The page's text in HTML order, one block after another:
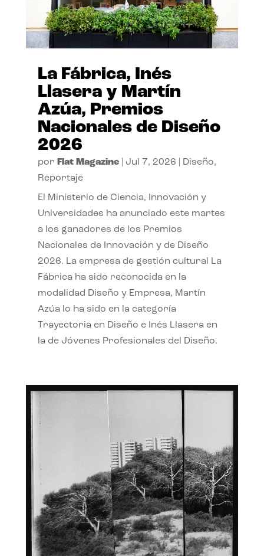
La Fábrica, Inés
Llasera y Martín
Azúa, Premios
Nacionales de Diseño
2026
por Flat Magazine| Jul 7, 2026 Diseño,
Reportaje
El Ministerio de Ciencia, Innovación y
Universidades ha anunciado este martes
a los ganadores de los Premios
Nacionales de Innovación y de Diseño
2026. La empresa de gestión cultural La
Fábrica ha sido reconocida en la
modalidad Diseño y Empresa, Martín
Azúa lo ha sido en la categoría
Trayectoria en Diseño e Inés Llasera en
la de Jóvenes Profesionales del Diseño.